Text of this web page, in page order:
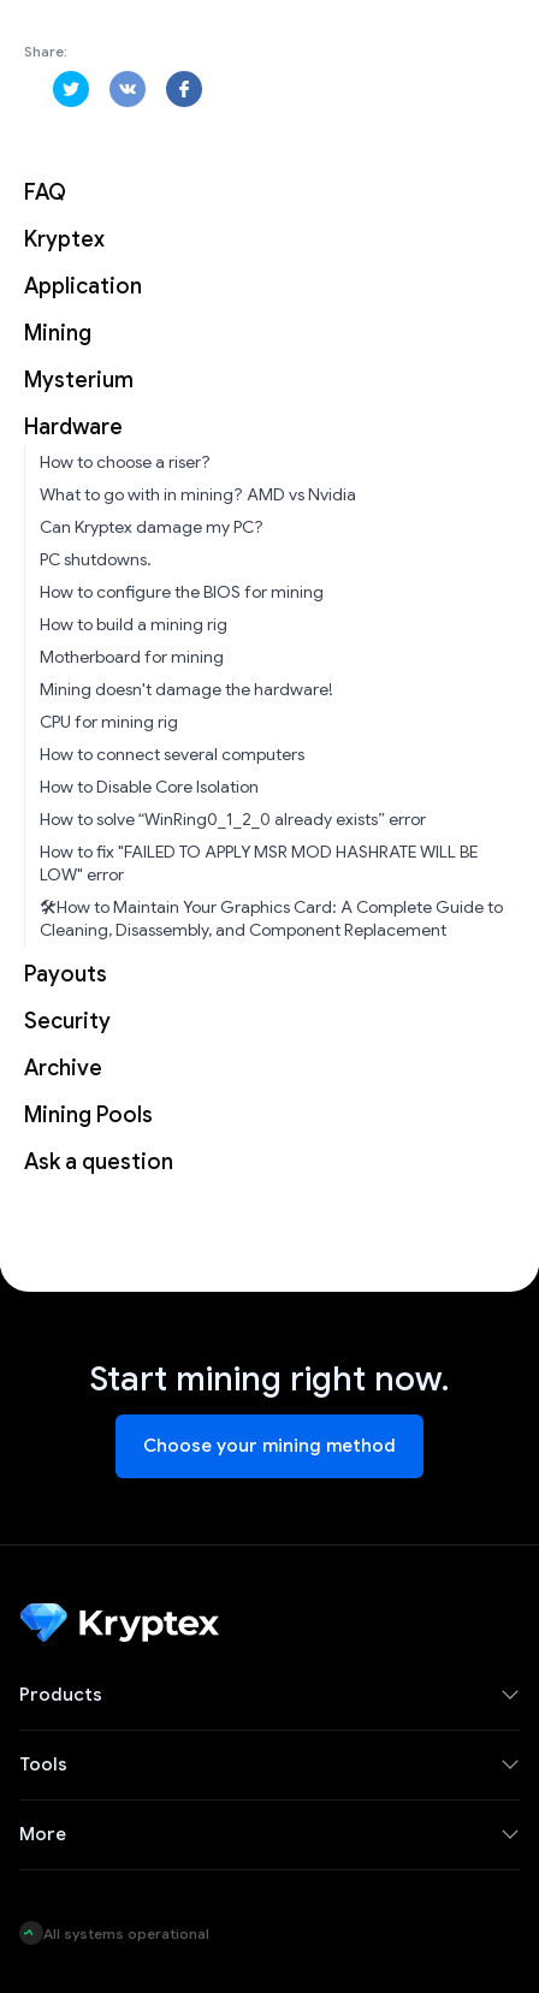
FAQ
Kryptex
Application
Mining
Mysterium
Hardware
How to choose a riser?
What to go with in mining? AMD vs Nvidia
Can Kryptex damage my PC?
PC shutdowns.
How to configure the BIOS for mining
How to build a mining rig
Motherboard for mining
Mining doesn't damage the hardware!
CPU for mining rig
How to connect several computers
How to Disable Core Isolation
How to solve “WinRing0_1_2_0 already exists” error
How to fix "FAILED TO APPLY MSR MOD HASHRATE WILL BE
LOW" error
🛠️How to Maintain Your Graphics Card: A Complete Guide to
Cleaning, Disassembly, and Component Replacement
Payouts
Security
Archive
Mining Pools
Ask a question
Share:
Start mining right now.
Choose your mining method
Products
Tools
More
All systems operational